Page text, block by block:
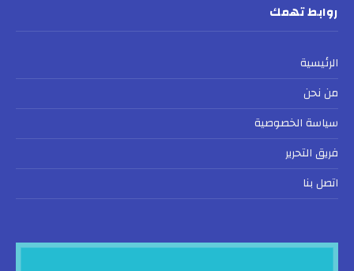
روابط تهمك
الرئيسية
من نحن
سياسة الخصوصية
فريق التحرير
اتصل بنا